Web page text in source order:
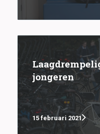
jongeren
15 februari 2021